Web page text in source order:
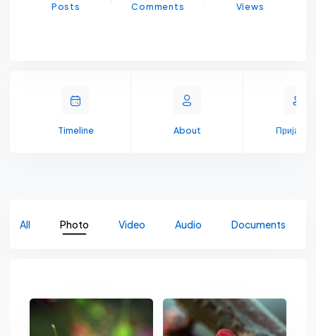
Posts Comments Views
Timeline About
All Photo Video Audio Documents